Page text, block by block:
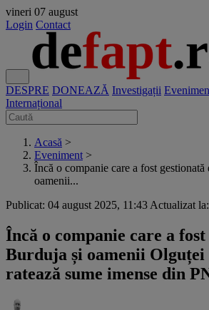
vineri 07 august
Login Contact
DESPRE DONEAZĂ Investigații
Internațional
Acasă >
Eveniment >
Încă o companie care a fost gestionată
oamenii...
Publicat: 04 august 2025, 11:43 Actualizat
Încă o companie care a
Burduja și oamenii Olguței
ratează sume imense din